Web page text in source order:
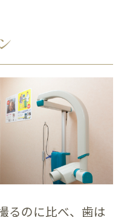
るのに比べ、歯は